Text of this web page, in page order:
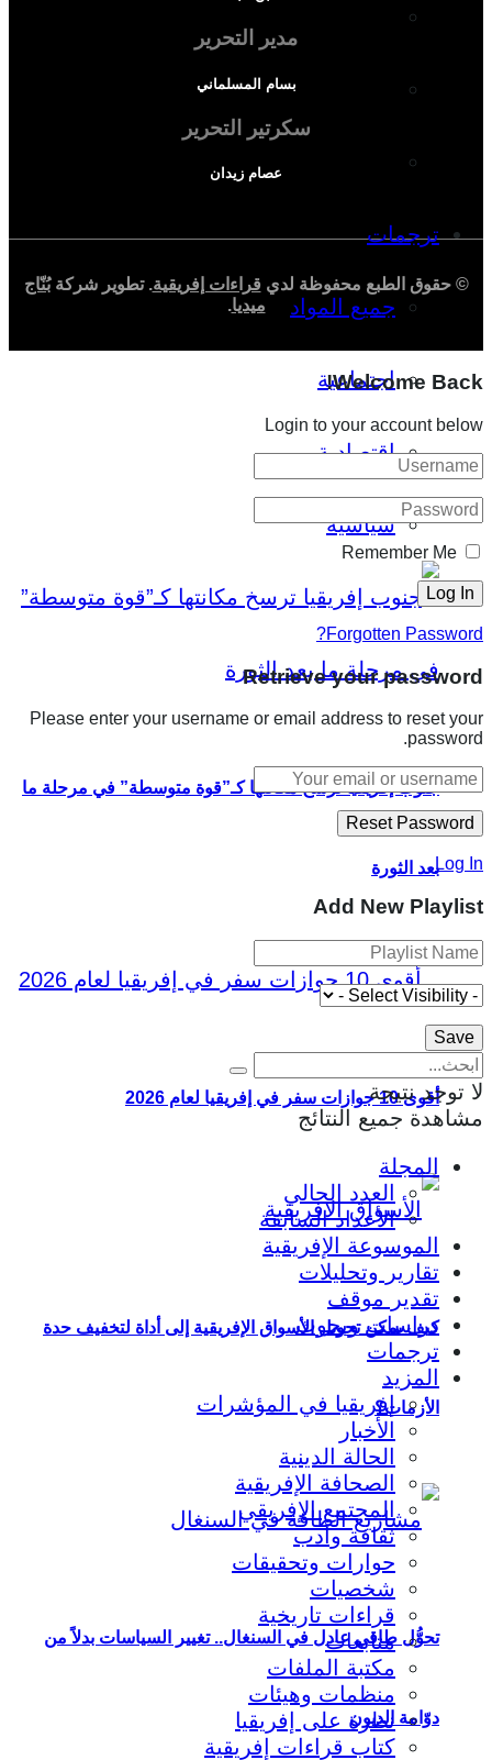
دراسة اجتماعية
دراسة اقتصادية
ترجمات
جميع المواد
اجتماعية
اقتصادية
سياسية
جنوب إفريقيا ترسخ مكانتها كـ”قوة متوسطة” في مرحلة ما
بعد الثورة
أقوى 10 جوازات سفر في إفريقيا لعام 2026
كيف يمكن تحويل الأسواق الإفريقية إلى أداة لتخفيف حدة
الأزمات؟
تحوُّل طاقي عادل في السنغال.. تغيير السياسات بدلاً من
دوّامة الديون
مدير التحرير
بسام المسلماني
سكرتير التحرير
عصام زيدان
© حقوق الطبع محفوظة لدي قراءات إفريقية. تطوير شركةبُنّاج
ميديا.
Welcome Back!
Login to your account below
Remember Me
Forgotten Password?
Retrieve your password
Please enter your username or email address to reset your
password.
Log In
Add New Playlist
لا توجد نتيجة
مشاهدة جميع النتائج
المجلة
العدد الحالي
الأعداد السابقة
الموسوعة الإفريقية
تقارير وتحليلات
تقدير موقف
دراسات وبحوث
ترجمات
المزيد
إفريقيا في المؤشرات
الأخبار
الحالة الدينية
الصحافة الإفريقية
المجتمع الإفريقي
ثقافة وأدب
حوارات وتحقيقات
شخصيات
قراءات تاريخية
متابعات
مكتبة الملفات
منظمات وهيئات
نظرة على إفريقيا
كتاب قراءات إفريقية